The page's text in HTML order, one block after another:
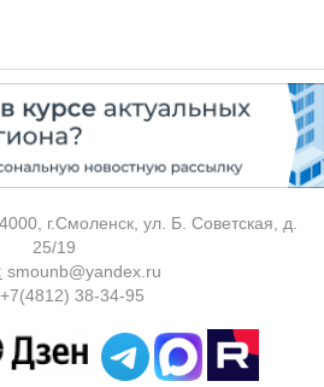
г.Смоленск, ул. Б. Советская, д.
25/19
smounb@yandex.ru
+7(4812) 38-34-95